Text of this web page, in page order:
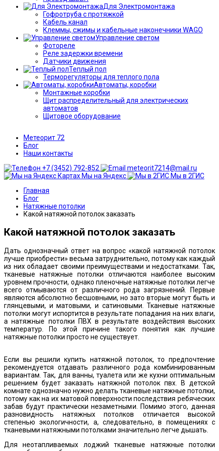
Для Электромонтажа
Гофротруба с протяжкой
Кабель канал
Клеммы, сжимы и кабельные наконечники WAGO
Управление светом
Фотореле
Реле задержки времени
Датчики движения
Теплый пол
Терморегуляторы для теплого пола
Автоматы, коробки
Монтажные коробки
Щит распределительный для электрических
автоматов
Щитовое оборудование
Метеорит 72
Блог
Наши контакты
+7 (3452) 792-852
meteorit7214@mail.ru
Мы на Яндекс
Мы в 2ГИС
Главная
Блог
Натяжные потолки
Какой натяжной потолок заказать
Какой натяжной потолок заказать
Дать однозначный ответ на вопрос «какой натяжной потолок
лучше приобрести» весьма затруднительно, потому как каждый
из них обладает своими преимуществами и недостатками. Так,
тканевые натяжные потолки отличаются наиболее высоким
уровнем прочности, однако пленочные натяжные потолки легче
всего отмываются от различного рода загрязнений. Первые
являются абсолютно бесшовными, но зато вторые могут быть и
глянцевыми, и матовыми, и сатиновыми. Тканевые натяжные
потолки могут испортится в результате попадания на них влаги,
а натяжные потолки ПВХ в результате воздействия высоких
температур. По этой причине такого понятия как лучшие
натяжные потолки просто не существует.
Если вы решили купить натяжной потолок, то предпочтение
рекомендуется отдавать различного рода комбинированным
вариантам. Так, для ванны, туалета или же кухни оптимальным
решением будет заказать натяжной потолок пвх. В детской
комнате однозначно нужно делать тканевые натяжные потолки,
потому как на их матовой поверхности последствия ребяческих
забав будут практически незаметными. Помимо этого, данная
разновидность натяжных потолков отличается высокой
степенью экологичности, а, следовательно, в помещениях с
тканевыми натяжными потолками значительно легче дышать.
Для неотапливаемых лоджий тканевые натяжные потолки